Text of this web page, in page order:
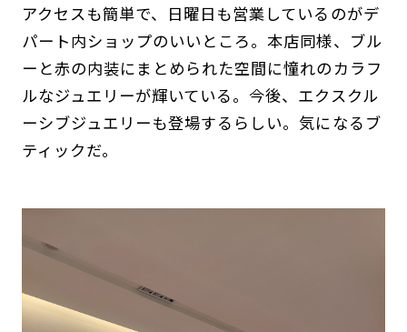
アクセスも簡単で、日曜日も営業しているのがデ
パート内ショップのいいところ。本店同様、ブル
ーと赤の内装にまとめられた空間に憧れのカラフ
ルなジュエリーが輝いている。今後、エクスクル
ーシブジュエリーも登場するらしい。気になるブ
ティックだ。